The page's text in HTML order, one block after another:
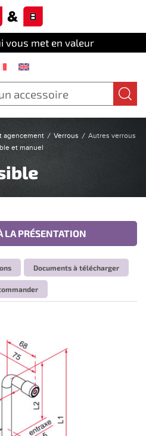
vous met en valeur
agencement Verrous
Autres verrous
et manuel
LA PRÉSENTATION
Documents à télécharger